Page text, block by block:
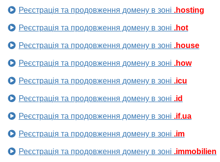
Реєстрація та продовження домену в зоні .hosting
Реєстрація та продовження домену в зоні .hot
Реєстрація та продовження домену в зоні .house
Реєстрація та продовження домену в зоні .how
Реєстрація та продовження домену в зоні .icu
Реєстрація та продовження домену в зоні .id
Реєстрація та продовження домену в зоні .if.ua
Реєстрація та продовження домену в зоні .im
Реєстрація та продовження домену в зоні .immobilien